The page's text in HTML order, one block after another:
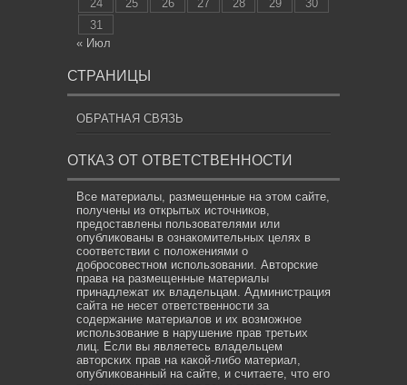
24
25 26 27 28 29
30
31
« Июл
СТРАНИЦЫ
ОБРАТНАЯ СВЯЗЬ
ОТКАЗ ОТ ОТВЕТСТВЕННОСТИ
Все материалы, размещенные на этом сайте,
получены из открытых источников,
предоставлены пользователями или
опубликованы в ознакомительных целях в
соответствии с положениями о
добросовестном использовании. Авторские
права на размещенные материалы
принадлежат их владельцам. Администрация
сайта не несет ответственности за
содержание материалов и их возможное
использование в нарушение прав третьих
лиц. Если вы являетесь владельцем
авторских прав на какой-либо материал,
опубликованный на сайте, и считаете, что его